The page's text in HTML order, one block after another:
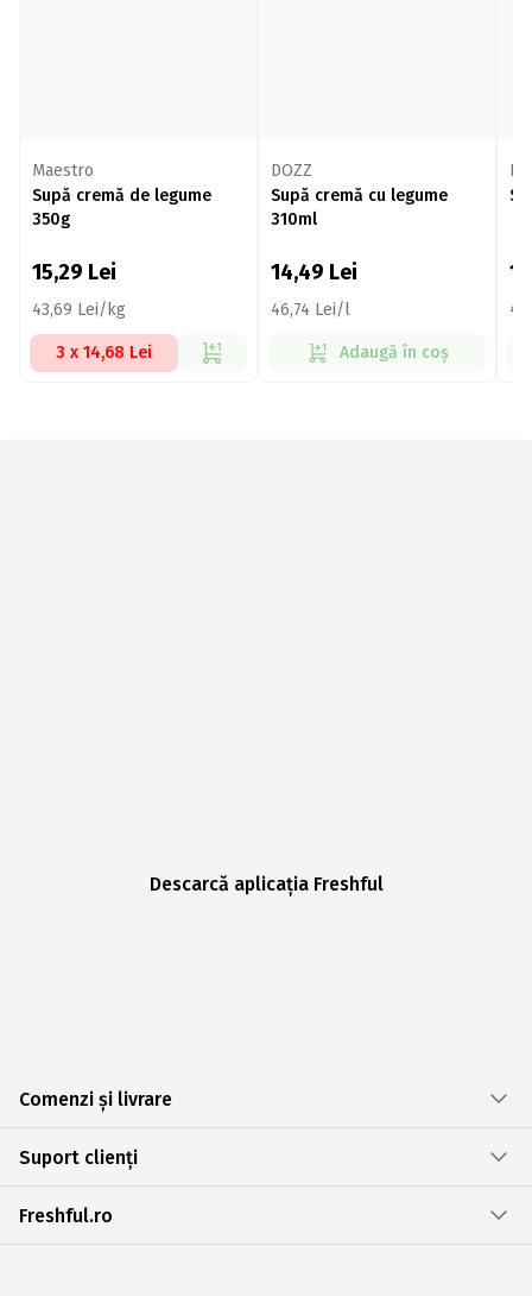
Maestro
Supă cremă de legume
350g
15,29 Lei
43,69 Lei/kg
3 x 14,68 Lei
DOZZ
Supă cremă cu legume
310ml
14,49 Lei
46,74 Lei/l
Adaugă în coș
Descarcă aplicația Freshful
Comenzi și livrare
Suport clienți
Freshful.ro